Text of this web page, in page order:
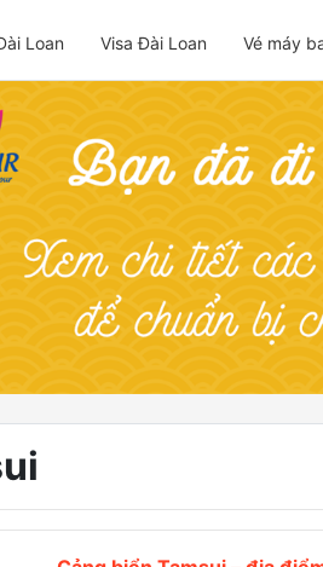
Loan Visa Đài Loan Vé máy